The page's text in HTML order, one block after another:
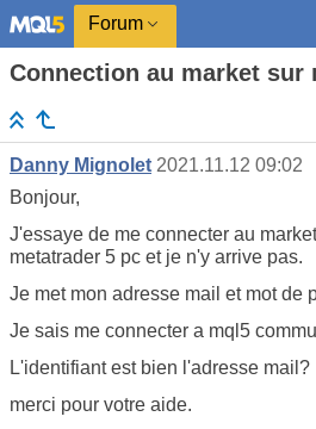
Forum
Connection au market sur
Danny Mignolet 2021.11.12 09:02
Bonjour,
J'essaye de me connecter au
metatrader 5 pc et je n'y arrive pas.
Je met mon adresse mail et mot de
Je sais me connecter a mql5
L'identifiant est bien l'adresse mail?
merci pour votre aide.